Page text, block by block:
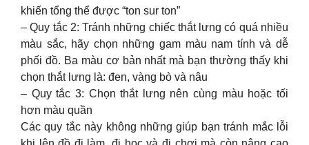
khiến tổng thể được “ton sur ton”
– Quy tắc 2: Tránh những chiếc thắt lưng có quá nhiều
màu sắc, hãy chọn những gam màu nam tính và dễ
phối đồ. Ba màu cơ bản nhất mà bạn thường thấy khi
chọn thắt lưng là: đen, vàng bò và nâu
– Quy tắc 3: Chọn thắt lưng nên cùng màu hoặc tối
hơn màu quần
Các quy tắc này không những giúp bạn tránh mắc lỗi